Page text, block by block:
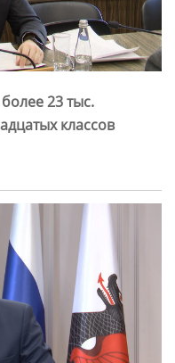
23 тыс.
классов